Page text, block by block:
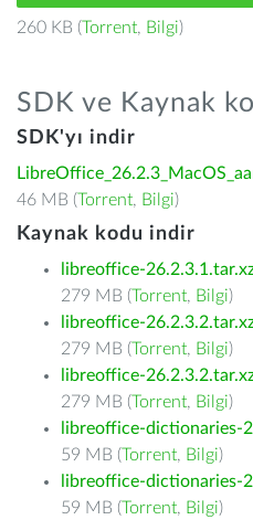
260 KB (Torrent, Bilgi)
SDK ve Kaynak
SDK'yı indir
46 MB (Torrent, Bilgi)
Kaynak kodu indir
libreoffice-
279 MB (Torrent, Bilgi)
libreoffice-
279 MB (Torrent, Bilgi)
libreoffice-
279 MB (Torrent, Bilgi)
libreoffice-dictionaries-
59 MB (Torrent, Bilgi)
libreoffice-dictionaries-
59 MB (Torrent, Bilgi)